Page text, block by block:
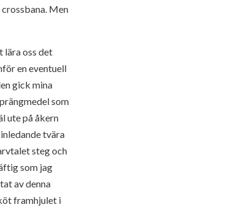
Men
lära oss det
en eventuell
gick mina
som
ute på åkern
tvära
steg och
som jag
av denna
framhjulet i